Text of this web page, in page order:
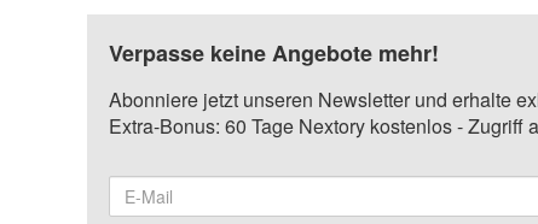
Verpasse keine Angebote mehr!
Abonniere jetzt unseren Newsletter und erhalte
Extra-Bonus: 60 Tage Nextory kostenlos - Zugriff